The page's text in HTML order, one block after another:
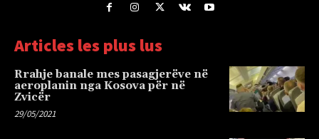
Articles les plus lus
Rrahje banale mes pasagjerëve në
aeroplanin nga Kosova për në
Zvicër
29/05/2021